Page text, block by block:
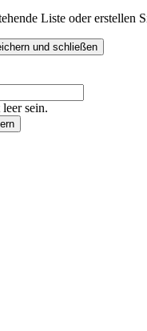
Liste oder erstellen
und schließen
sein.